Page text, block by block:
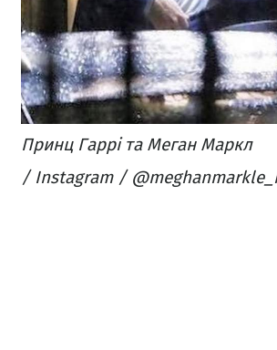
Принц Гаррі та Меган Маркл
/ Instagram /